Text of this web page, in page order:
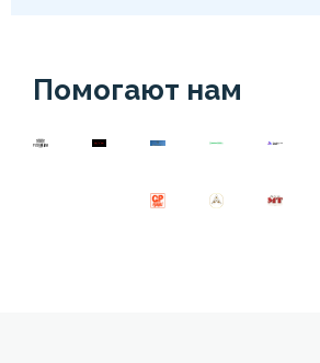
Помогают нам